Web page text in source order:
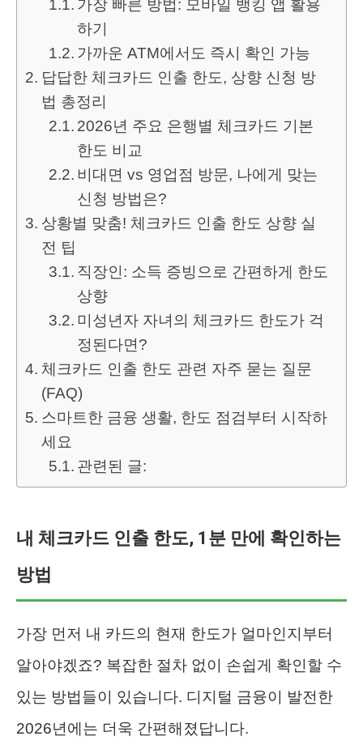
가장 빠른 방법: 모바일 뱅킹 앱 활용
하기
가까운 ATM에서도 즉시 확인 가능
답답한 체크카드 인출 한도, 상향 신청 방
법 총정리
2026년 주요 은행별 체크카드 기본
한도 비교
비대면 vs 영업점 방문, 나에게 맞는
신청 방법은?
상황별 맞춤! 체크카드 인출 한도 상향 실
전 팁
직장인: 소득 증빙으로 간편하게 한도
상향
미성년자 자녀의 체크카드 한도가 걱
정된다면?
체크카드 인출 한도 관련 자주 묻는 질문
(FAQ)
스마트한 금융 생활, 한도 점검부터 시작하
세요
관련된 글:
내 체크카드 인출 한도, 1분 만에 확인하는
방법
가장 먼저 내 카드의 현재 한도가 얼마인지부터
알아야겠죠? 복잡한 절차 없이 손쉽게 확인할 수
있는 방법들이 있습니다. 디지털 금융이 발전한
2026년에는 더욱 간편해졌답니다.